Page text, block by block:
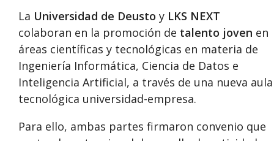
La Universidad de Deusto y LKS NEXT
colaboran en la promoción de talento joven en
áreas científicas y tecnológicas en materia de
Ingeniería Informática, Ciencia de Datos e
Inteligencia Artificial, a través de una nueva aula
tecnológica universidad-empresa.
Para ello, ambas partes firmaron convenio que